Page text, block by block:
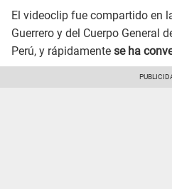
El videoclip fue compartido en
Guerrero y del Cuerpo General
Perú, y rápidamente se ha